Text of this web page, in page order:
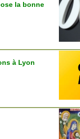
la bonne
à Lyon